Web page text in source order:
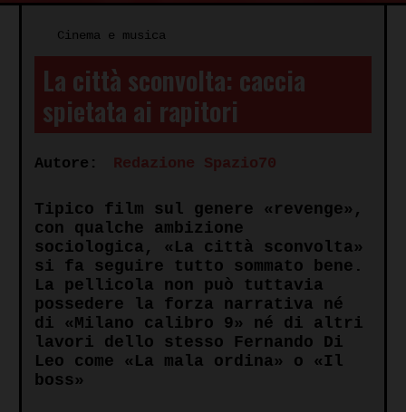
Cinema e musica
La città sconvolta: caccia
spietata ai rapitori
Autore: Redazione Spazio70
Tipico film sul genere «revenge»,
con qualche ambizione
sociologica, «La città sconvolta»
si fa seguire tutto sommato bene.
La pellicola non può tuttavia
possedere la forza narrativa né
di «Milano calibro 9» né di altri
lavori dello stesso Fernando Di
Leo come «La mala ordina» o «Il
boss»